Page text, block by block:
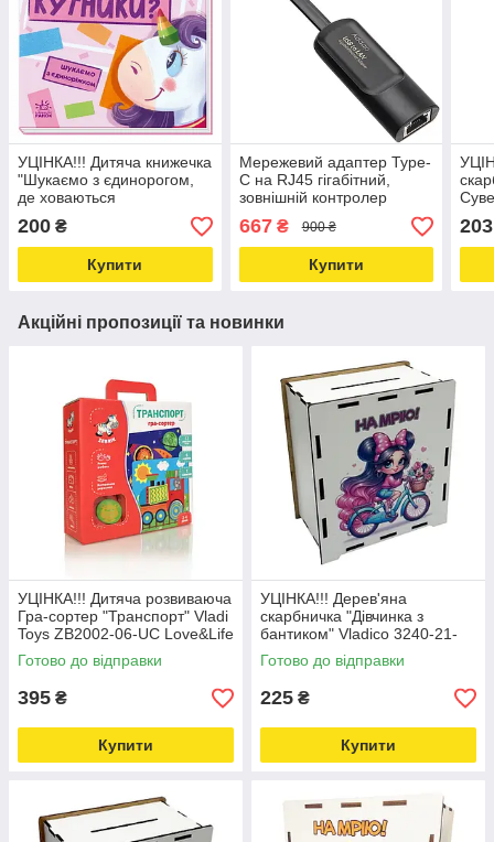
УЦІНКА!!! Дитяча книжечка
"Шукаємо з єдинорогом,
де ховаються
прямокутники?" Ранок
1345008-UC Love&Life -
online-multimarket-
200 ₴
Купити
Мережевий адаптер Type-
C на RJ45 гігабітний,
зовнішній контролер
Addap UC2RJ45-02 1 Гбіт/
с Love&Life -online-
multimarket-
667₴ 900 ₴
Купити
200
203
Акційні пропозиції та новинки
УЦІНКА!!! Дитяча розвиваюча
Гра-сортер "Транспорт" Vladi
Toys ZB2002-06-UC Love&Life
-online-multimarket-
Готово до відправки
395 ₴
Купити
УЦІНКА!!! Дерев'яна
скарбничка "Дівчинка з
бантиком" Vladico 3240-21-
005-UC на мрію 200 днів
Love&Life -online-multimarket-
Готово до відправки
225 ₴
Купити